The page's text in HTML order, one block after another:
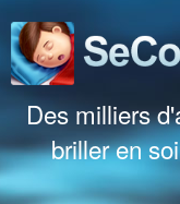
Des milliers
briller en